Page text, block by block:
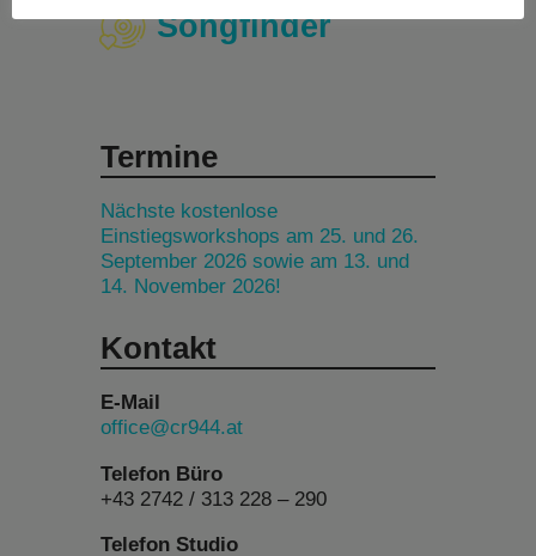
Songfinder
Termine
Nächste kostenlose
Einstiegsworkshops am 25. und 26.
September 2026 sowie am 13. und
14. November 2026!
Kontakt
E-Mail
office@cr944.at
Telefon Büro
+43 2742 / 313 228 – 290
Telefon Studio